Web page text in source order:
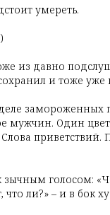
умереть.
из давно
и тоже уже
замороженных
мужчин. Один
приветствий.
голосом:
ли?» – и в бок